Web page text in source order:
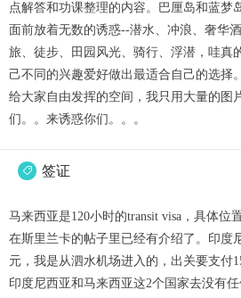
点解答和功课整理的内容。巴厘岛和蓝梦
面前放着无数的诱惑--潜水、冲浪、奢华
旅、徒步、田园风光、骑行、浮潜，哇真
己不同的兴趣爱好做出最适合自己的选择
给大家自由发挥的空间，我只用大量的图
们。。来诱惑你们。。。
 签证
马来西亚是120小时的transit visa，具体位
在斯里兰卡的帖子里已经有介绍了。印度
元，我是从泗水机场进入的，出关要支付
印度尼西亚和马来西亚这2个国家去没有